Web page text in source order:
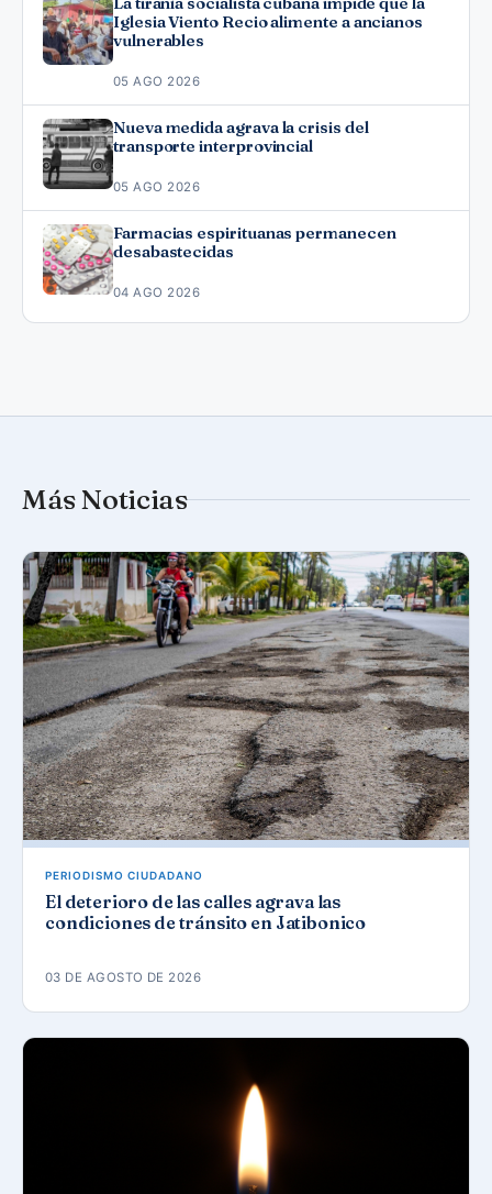
Iglesia Viento Recio alimente a ancianos
vulnerables
05 AGO 2026
Nueva medida agrava la crisis del
transporte interprovincial
05 AGO 2026
Farmacias espirituanas permanecen
desabastecidas
04 AGO 2026
Más Noticias
PERIODISMO CIUDADANO
El deterioro de las calles agrava las
condiciones de tránsito en Jatibonico
03 DE AGOSTO DE 2026